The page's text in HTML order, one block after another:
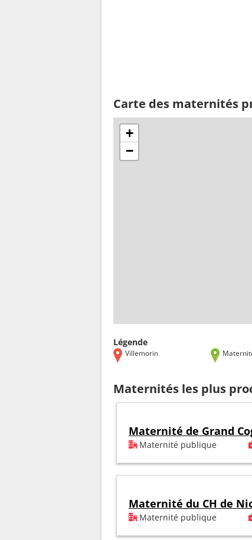
Carte des maternités
+
−
Légende
Villemorin
Maternités les plus
Maternité de Grand
Maternité publique
Maternité du CH de
Maternité publique